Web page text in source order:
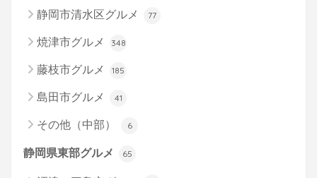
静岡市清水区グルメ 77
焼津市グルメ 348
藤枝市グルメ 185
島田市グルメ 41
その他（中部） 6
静岡県東部グルメ 65